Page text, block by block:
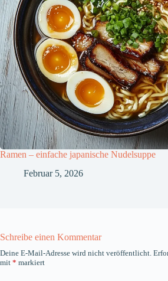
Ramen – einfache japanische Nudelsuppe
Februar 5, 2026
Schreibe einen Kommentar
Deine E-Mail-Adresse wird nicht veröffentlicht.
mit * markiert